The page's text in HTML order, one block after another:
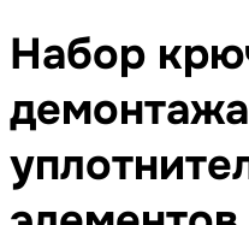
Набор
демонтажа